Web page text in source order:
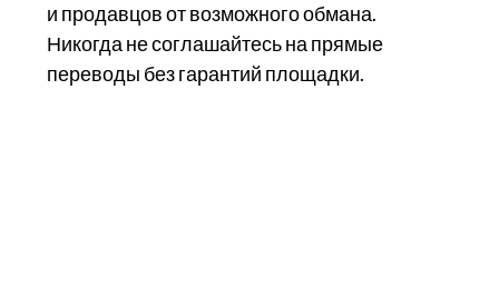
и продавцов от возможного обмана.
Никогда не соглашайтесь на прямые
переводы без гарантий площадки.